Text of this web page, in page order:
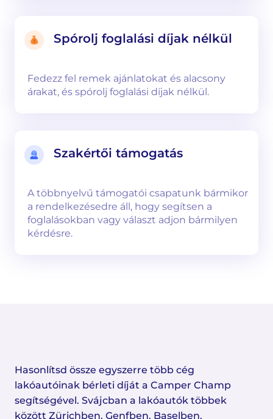
Spórolj foglalási díjak nélkül
Fedezz fel remek ajánlatokat és alacsony
árakat, és spórolj foglalási díjak nélkül.
Szakértői támogatás
A többnyelvű támogatói csapatunk bármikor
a rendelkezésedre áll, hogy segítsen a
foglalásokban vagy választ adjon bármilyen
kérdésre.
Hasonlítsd össze egyszerre több cég
lakóautóinak bérleti díját a Camper Champ
segítségével. Svájcban a lakóautók többek
között Zürichben, Genfben, Baselben,